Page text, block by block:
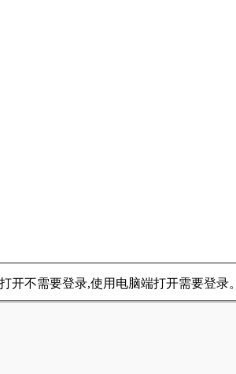
开不需要登录,使用电脑端打开需要登录。